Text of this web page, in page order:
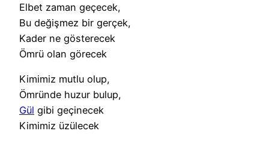
Elbet zaman geçecek,
Bu değişmez bir gerçek,
Kader ne gösterecek
Ömrü olan görecek
Kimimiz mutlu olup,
Ömründe huzur bulup,
Gül gibi geçinecek
Kimimiz üzülecek